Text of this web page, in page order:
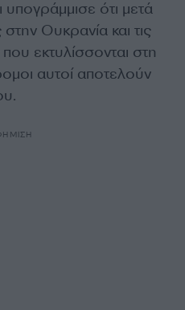
υπογράμμισε ότι μετά
Ουκρανία και τις
εκτυλίσσονται στη
αυτοί αποτελούν